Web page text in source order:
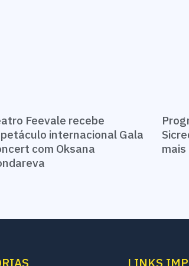
Feevale recebe
internacional Gala
com Oksana
LINKS